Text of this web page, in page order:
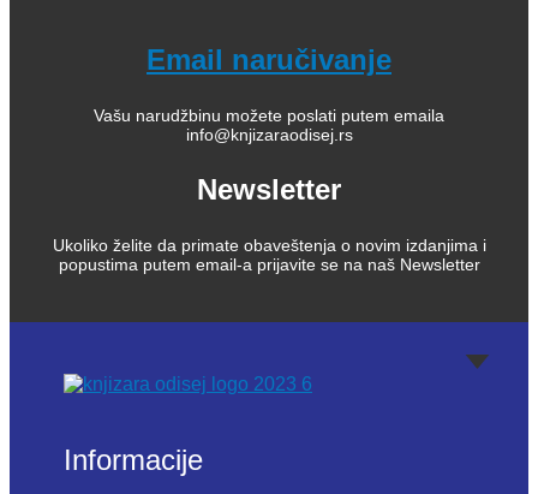
Email naručivanje
Vašu narudžbinu možete poslati putem emaila
info@knjizaraodisej.rs
Newsletter
Ukoliko želite da primate obaveštenja o novim izdanjima i
popustima putem email-a prijavite se na naš Newsletter
Informacije